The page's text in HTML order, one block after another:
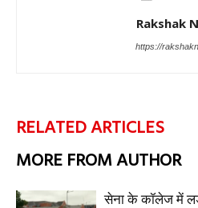
Rakshak
https://
RELATED ARTICLES
MORE FROM AUTHOR
सेना के कॉलेज में